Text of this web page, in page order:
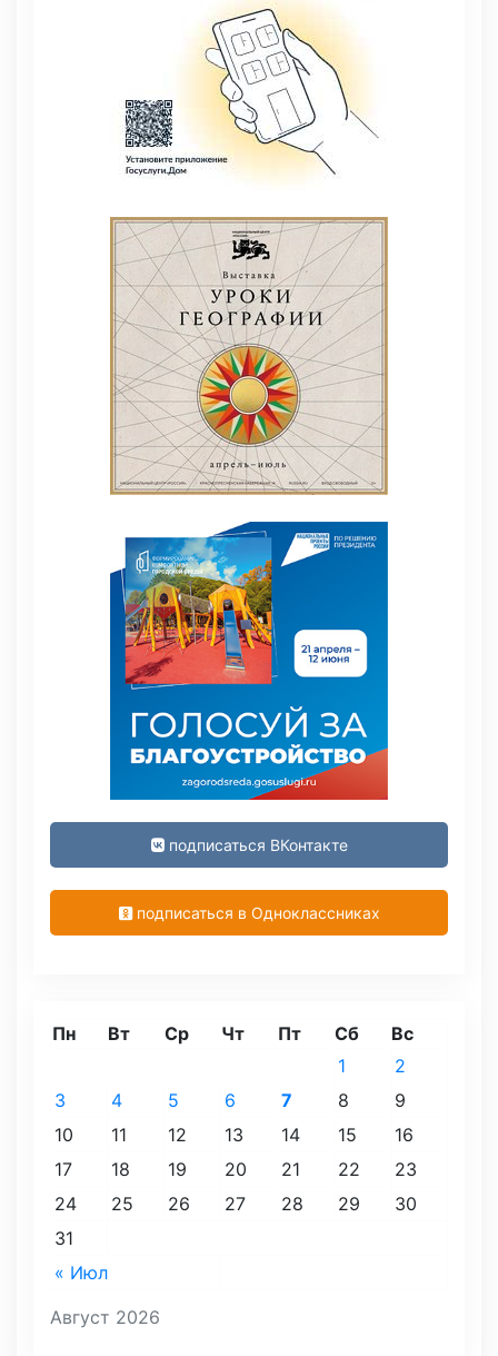
подписаться ВКонтакте
подписаться в Одноклассниках
Август 2026
Пн Вт Ср Чт Пт Сб Вс
« Июл
1
2
3
4 5 6 7 8
9
10
11 12 13 14 15
16
17
18 19 20 21 22
23
24
25 26 27 28 29
30
31